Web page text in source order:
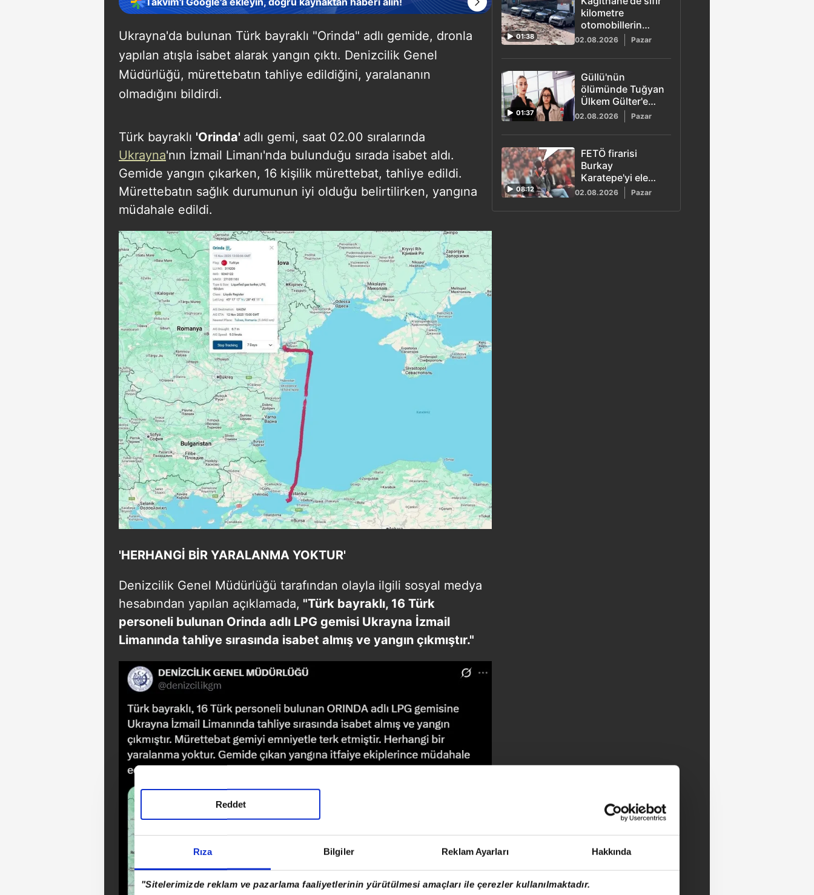
Rıza Bilgiler Reklam Ayarları Hakkında
"Sitelerimizde reklam ve pazarlama faaliyetlerinin yürütülmesi amaçları ile çerezler kullanılmaktadır.
Reddet
Ukrayna'da bulunan Türk bayraklı "Orinda" adlı gemide, dronla
yapılan atışla isabet alarak yangın çıktı. Denizcilik Genel
Müdürlüğü, mürettebatın tahliye edildiğini, yaralananın
olmadığını bildirdi.
Türk bayraklı 'Orinda' adlı gemi, saat 02.00 sıralarında
Ukrayna'nın İzmail Limanı'nda bulunduğu sırada isabet aldı.
Gemide yangın çıkarken, 16 kişilik mürettebat, tahliye edildi.
Mürettebatın sağlık durumunun iyi olduğu belirtilirken, yangına
müdahale edildi.
'HERHANGİ BİR YARALANMA YOKTUR'
Denizcilik Genel Müdürlüğü tarafından olayla ilgili sosyal medya
hesabından yapılan açıklamada, "Türk bayraklı, 16 Türk
personeli bulunan Orinda adlı LPG gemisi Ukrayna İzmail
Limanında tahliye sırasında isabet almış ve yangın çıkmıştır."
01:38
kilometre
otomobillerin
üzerine duvar
02.08.2026 Pazar
01:37
Güllü'nün
ölümünde Tuğyan
Ülkem Gülter'e
ağırlaştırılmış
müebbet hapis
talebi
02.08.2026 Pazar
08:12
FETÖ firarisi
Burkay
Karatepe'yi ele
veren görüntü!
02.08.2026 Pazar